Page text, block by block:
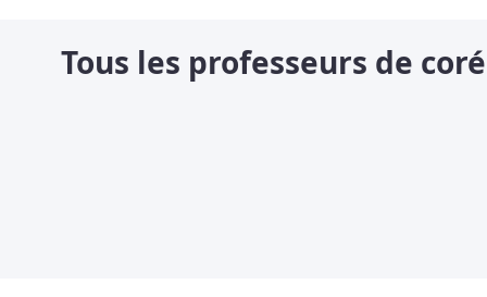
Tous les professeurs de